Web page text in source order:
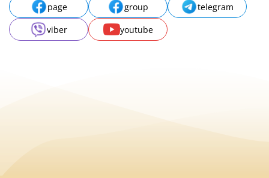
page group
telegram
viber
youtube